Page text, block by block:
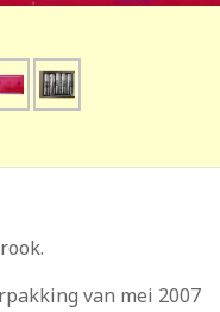
van mei 2007